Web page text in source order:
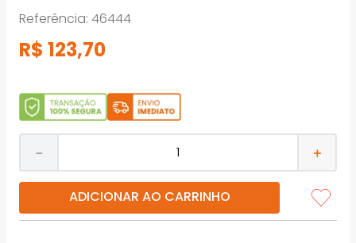
Referência: 46444
R$ 123,70
＋
－
ADICIONAR AO CARRINHO